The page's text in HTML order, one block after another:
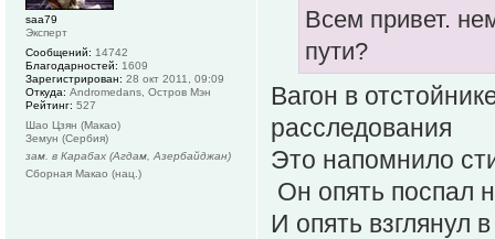
Всем привет.
пути?
Вагон в
расследования
Это напомнило
Он опять поспал
И опять взглянул
saa79
Эксперт
Сообщений: 14742
Благодарностей: 1609
Зарегистрирован: 28 окт 2011, 09:09
Откуда: Andromedans, Остров Мэн
Рейтинг: 527
Шао Цзян (Макао)
Земун (Сербия)
зам. в Карабах (Агдам, Азербайджан)
Сборная Макао (нац.)